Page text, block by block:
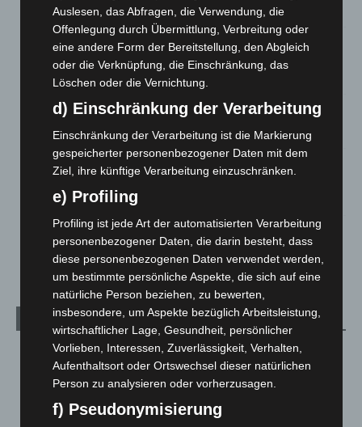
5. August 2026
Mann läuft mit Hockeyschläger über A7 – Polizei sucht
Zeugen
5. August 2026
Celle: Mensch stirbt bei Bagger-Unfall auf Baustelle
5. August 2026
Gasleitung bei McDonald’s-Umbau in Langenhagen
beschädigt
5. August 2026
Anklage nach Abschaltung von „Archetyp Market“ erhoben
3. August 2026
Kategorien
Blaulicht
Corona-News
Hannover und Region
Auslesen, das Abfragen, die Verwendung, die
Offenlegung durch Übermittlung, Verbreitung oder
eine andere Form der Bereitstellung, den Abgleich
oder die Verknüpfung, die Einschränkung, das
Löschen oder die Vernichtung.
d) Einschränkung der Verarbeitung
Einschränkung der Verarbeitung ist die Markierung
gespeicherter personenbezogener Daten mit dem
Ziel, ihre künftige Verarbeitung einzuschränken.
e) Profiling
Profiling ist jede Art der automatisierten Verarbeitung
personenbezogener Daten, die darin besteht, dass
diese personenbezogenen Daten verwendet werden,
um bestimmte persönliche Aspekte, die sich auf eine
natürliche Person beziehen, zu bewerten,
insbesondere, um Aspekte bezüglich Arbeitsleistung,
wirtschaftlicher Lage, Gesundheit, persönlicher
Vorlieben, Interessen, Zuverlässigkeit, Verhalten,
Aufenthaltsort oder Ortswechsel dieser natürlichen
Person zu analysieren oder vorherzusagen.
f) Pseudonymisierung